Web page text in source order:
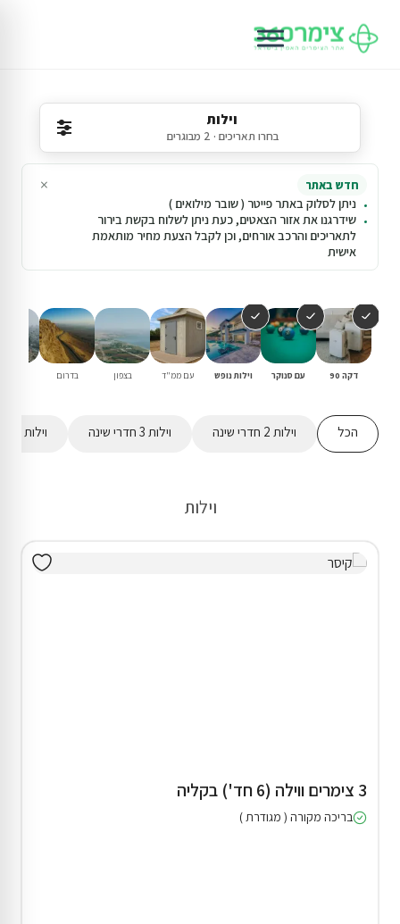
וילות
בחרו תאריכים · 2 מבוגרים
חדש באתר
ניתן לסלוק באתר פייטר ( שובר מילואים )
שידרגנו את אזור הצאטים, כעת ניתן לשלוח בקשת בירור
לתאריכים והרכב אורחים, וכן לקבל הצעת מחיר מותאמת
אישית
×
דקה 90 עם סנוקר וילות נופש עם ממ"ד בצפון בדרום
הכל וילות 2 חדרי שינה וילות 3 חדרי שינה וילות 4 חדרי שינה
וילות
3 צימרים ווילה (6 חד') בקליה
בריכה מקורה ( מגודרת )